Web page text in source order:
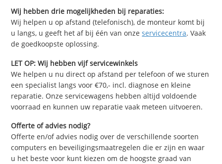
Wij hebben drie mogelijkheden bij reparaties:
Wij helpen u op afstand (telefonisch), de monteur komt bij
u langs, u geeft het af bij één van onzeservicecentra. Vaak
de goedkoopste oplossing.
LET OP: Wij hebben vijf servicewinkels
We helpen u nu direct op afstand per telefoon of we sturen
een specialist langs voor €70,- incl. diagnose en kleine
reparatie. Onze servicewagens hebben altijd voldoende
voorraad en kunnen uw reparatie vaak meteen uitvoeren.
Offerte of advies nodig?
Offerte en/of advies nodig over de verschillende soorten
computers en beveiligingsmaatregelen die er zijn en waar
u het beste voor kunt kiezen om de hoogste graad van